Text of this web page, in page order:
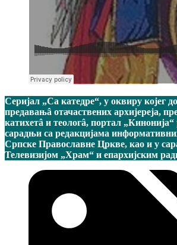
Серијал „Са катедре“, у оквиру којег
предавањâ отачаствених архијереја,
катихетâ и теологâ, портал „Кинонија“
сарадњи са редакцијама
Српске Православне Цркве, као и у
Телевизијом „Храм“ и епархијским